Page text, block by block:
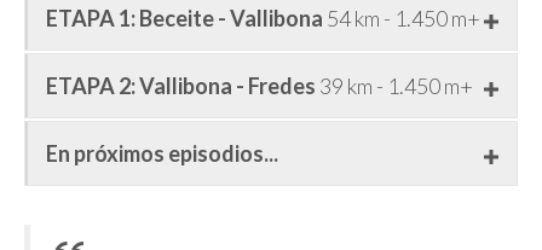
ETAPA 1: Beceite - Vallibona 54 km - 1.450 m+
ETAPA 2: Vallibona - Fredes 39 km - 1.450 m+
En próximos episodios...